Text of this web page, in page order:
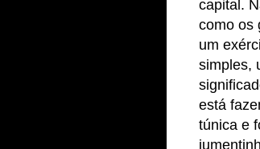
capital.
como os
um
simples,
está
túnica e